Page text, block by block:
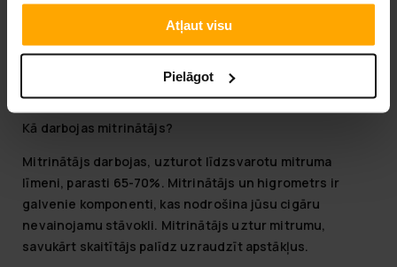
Atļaut visu
Pielāgot
Bez mitrinātāja cigārs ātri izžūs, bieži vien dažu dienu
laikā atkarībā no mitruma. Izžuvuši cigāri zaudē savu
garšu un aromātu, un tos ne vienmēr var atjaunot
sākotnējā stāvoklī. Uzglabājot cigārus mitrinātājā, tie
tiek uzturēti ideālā stāvoklī.
Kā darbojas mitrinātājs?
Mitrinātājs darbojas, uzturot līdzsvarotu mitruma
līmeni, parasti 65-70%. Mitrinātājs un higrometrs ir
galvenie komponenti, kas nodrošina jūsu cigāru
nevainojamu stāvokli. Mitrinātājs uztur mitrumu,
savukārt skaitītājs palīdz uzraudzīt apstākļus.